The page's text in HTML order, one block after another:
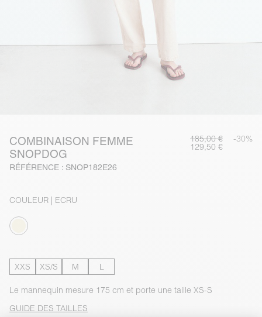
COMBINAISON FEMME
SNOPDOG
RÉFÉRENCE : SNOP182E26
185,00 € -30%
129,50 €
COULEUR | ECRU
XXS XS/S M L
Le mannequin mesure 175 cm et porte une taille XS-S
GUIDE DES TAILLES